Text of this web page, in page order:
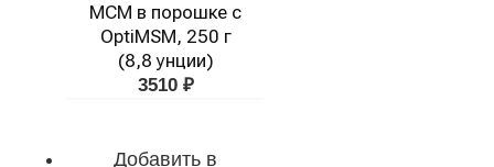
МСМ в порошке с
OptiMSM, 250 г
(8,8 унции)
3510 ₽
Добавить в